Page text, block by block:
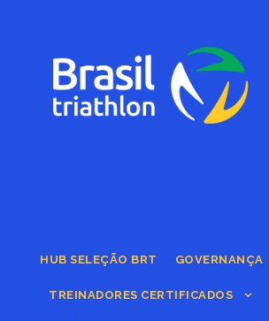
HUB SELEÇÃO BRT GOVERNANÇA
TREINADORES CERTIFICADOS